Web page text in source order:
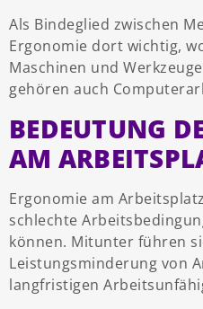
Als Bindeglied zwischen
Ergonomie dort wichtig,
Maschinen und
gehören auch
BEDEUTUNG
AM
Ergonomie am
schlechte
können. Mitunter führen
Leistungsminderung von
langfristigen